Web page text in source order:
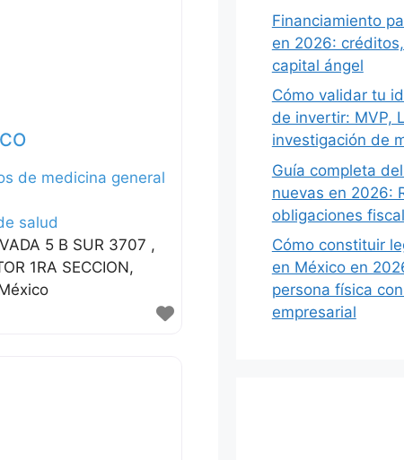
de medicina general
salud
5 B SUR 3707 ,
1RA SECCION
Financiamiento
en 2026:
capital ángel
Cómo validar tu
de invertir: MVP,
investigación de
Guía completa
nuevas en 2026:
obligaciones
Cómo constituir
en México en
persona física
empresarial